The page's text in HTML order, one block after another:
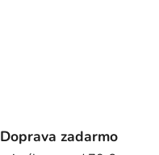
Doprava zadarmo